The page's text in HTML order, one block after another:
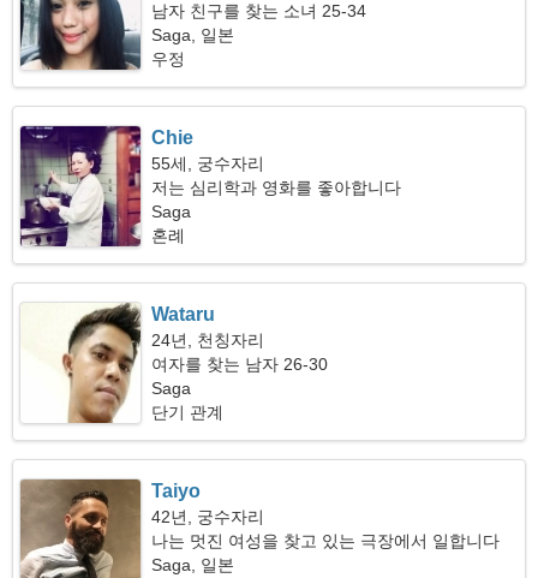
남자 친구를 찾는 소녀 25-34
Saga, 일본
우정
Chie
55세, 궁수자리
저는 심리학과 영화를 좋아합니다
Saga
혼례
Wataru
24년, 천칭자리
여자를 찾는 남자 26-30
Saga
단기 관계
Taiyo
42년, 궁수자리
나는 멋진 여성을 찾고 있는 극장에서 일합니다
Saga, 일본